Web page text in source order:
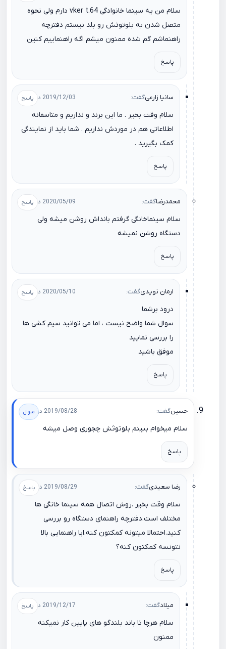
سلام من یه سینما خانوادگی vker t.64 دارم ولی نحوه
متصل شدن به بلوتوثش رو بلد نیستم دفترچه
راهنماشم گم شده ممنون میشم اگه راهنماییم کنین
پاسخ
سانیا زارعیگفت: 2019/12/03 در 09:24
سلام وقت بخیر . ما این برند و نداریم و متاسفانه
اطلاعاتی هم در موردش نداریم . شما باید از نمایندگی
کمک بگیرید .
پاسخ
محمدرضاگفت: 2020/05/09 در 23:16
سلام سینماخانگی گرفتم بانداش روشن میشه ولی
دستگاه روشن نمیشه
پاسخ
ارمان نویدیگفت: 2020/05/10 در 11:24
درود برشما
سوال شما واضح نیست ، اما می توانید سیم کشی ها
را بررسی نمایید
موفق باشید
پاسخ
حسینگفت: 2019/08/28 در 12:31
سلام میخوام ببینم بلوتوثش چجوری وصل میشه
پاسخ
رضا سعیدیگفت: 2019/08/29 در 11:25
سلام وقت بخیر .روش اتصال همه سینما خانگی ها
مختلف است.دفترچه راهنمای دستگاه رو بررسی
کنید.احتمالا میتونه کمکتون کنه.ایا راهنمایی بالا
نتونسه کمکتون کنه؟
پاسخ
میلادگفت: 2019/12/17 در 07:58
سلام هرچا تا باند بلندگو های پایین کار نمیکنه
ممنون